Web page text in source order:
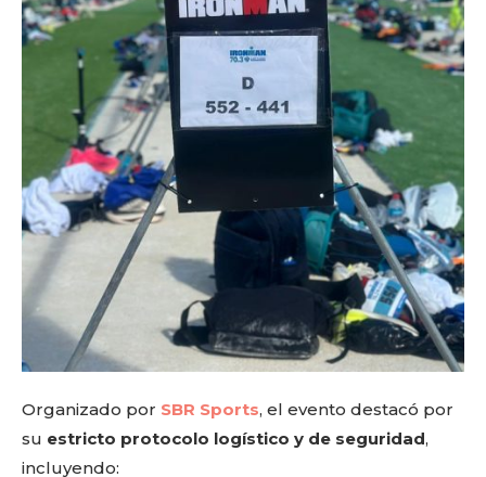
Organizado por SBR Sports, el evento destacó por
su estricto protocolo logístico y de seguridad,
incluyendo: